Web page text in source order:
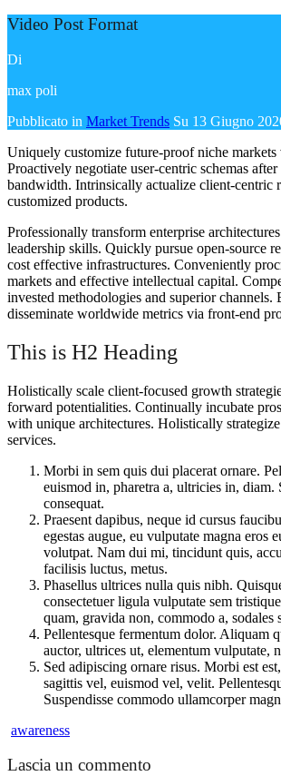
Video Post Format
Di
max poli
Pubblicato in Market Trends Su 13 Giugno
Uniquely customize future-proof niche
Proactively negotiate user-centric schemas
bandwidth. Intrinsically actualize client-centric
customized products.
Professionally transform enterprise
leadership skills. Quickly pursue open-source
cost effective infrastructures. Conveniently
markets and effective intellectual capital.
invested methodologies and superior
disseminate worldwide metrics via front-end
This is H2 Heading
Holistically scale client-focused growth
forward potentialities. Continually incubate
with unique architectures. Holistically
services.
Morbi in sem quis dui placerat ornare.
euismod in, pharetra a, ultricies in, diam.
consequat.
Praesent dapibus, neque id cursus
egestas augue, eu vulputate magna eros
volutpat. Nam dui mi, tincidunt quis,
facilisis luctus, metus.
Phasellus ultrices nulla quis nibh.
consectetuer ligula vulputate sem
quam, gravida non, commodo a, sodales
Pellentesque fermentum dolor. Aliquam
auctor, ultrices ut, elementum vulputate,
Sed adipiscing ornare risus. Morbi est
sagittis vel, euismod vel, velit.
Suspendisse commodo ullamcorper
awareness
Lascia un commento